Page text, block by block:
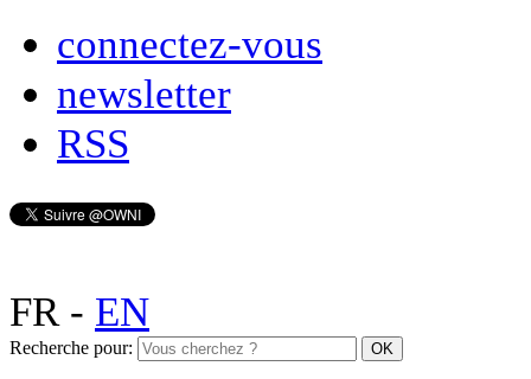
connectez-vous
newsletter
RSS
FR- EN
Recherche pour: